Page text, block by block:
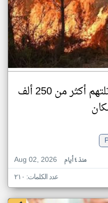
حرائق واشنطن تلتهم أكثر من 250 ألف
Aug 02, 2026
منذ ٤ أيام
عدد الكلمات: ٢١٠